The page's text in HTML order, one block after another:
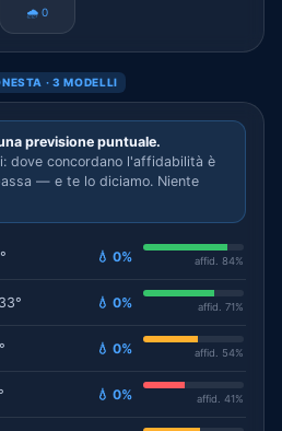
🌧️ 0
· 3 MODELLI
previsione puntuale.
dove concordano l'affidabilità è
— e te lo diciamo. Niente
💧 0% affid. 84%
💧 0% affid. 71%
💧 0% affid. 54%
💧 0% affid. 41%